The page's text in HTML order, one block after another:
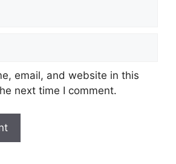
email, and website in this
next time I comment.